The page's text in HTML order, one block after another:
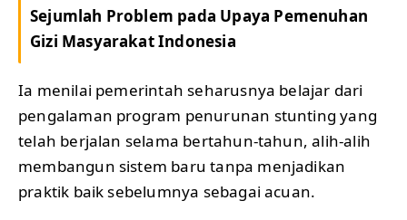
Sejumlah Problem pada Upaya Pemenuhan
Gizi Masyarakat Indonesia
Ia menilai pemerintah seharusnya belajar dari
pengalaman program penurunan stunting yang
telah berjalan selama bertahun-tahun, alih-alih
membangun sistem baru tanpa menjadikan
praktik baik sebelumnya sebagai acuan.